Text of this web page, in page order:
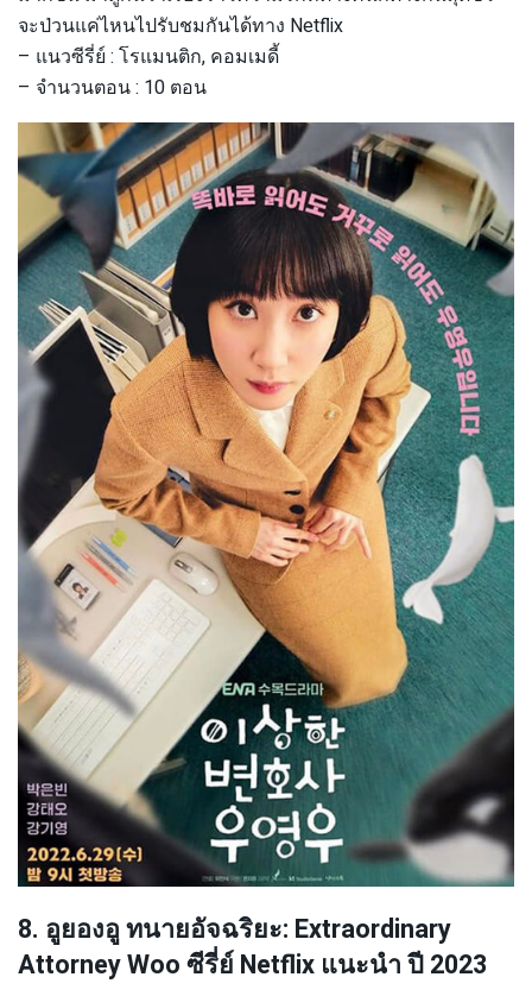
จะป่วนแค่ไหนไปรับชมกันได้ทาง Netflix
– แนวซีรี่ย์ : โรแมนติก, คอมเมดี้
– จำนวนตอน : 10 ตอน
8. อูยองอู ทนายอัจฉริยะ: Extraordinary
Attorney Woo ซีรี่ย์ Netflix แนะนำ ปี 2023